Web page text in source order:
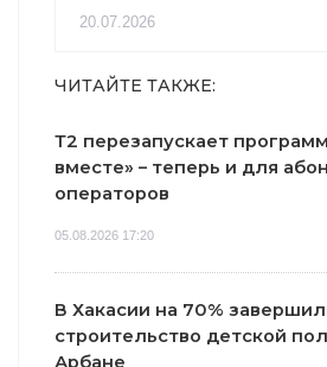
20.07.2026
ЧИТАЙТЕ ТАКЖЕ:
Т2 перезапускает
вместе» – теперь и для
операторов
05.08.2026 17:20
В Хакасии на 70%
строительство детской
Арбане